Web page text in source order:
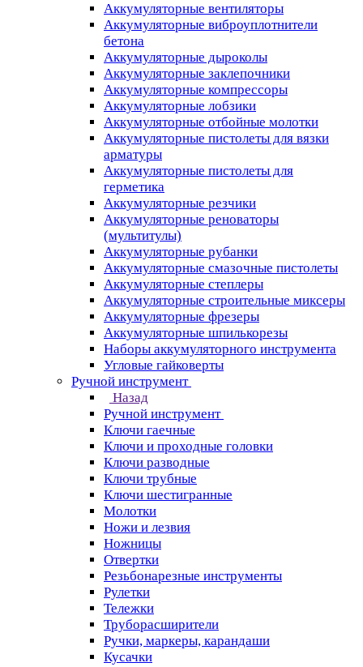
Аккумуляторные вентиляторы
Аккумуляторные виброуплотнители
бетона
Аккумуляторные дыроколы
Аккумуляторные заклепочники
Аккумуляторные компрессоры
Аккумуляторные лобзики
Аккумуляторные отбойные молотки
Аккумуляторные пистолеты для вязки
арматуры
Аккумуляторные пистолеты для
герметика
Аккумуляторные резчики
Аккумуляторные реноваторы
(мультитулы)
Аккумуляторные рубанки
Аккумуляторные смазочные пистолеты
Аккумуляторные степлеры
Аккумуляторные строительные миксеры
Аккумуляторные фрезеры
Аккумуляторные шпилькорезы
Наборы аккумуляторного инструмента
Угловые гайковерты
Ручной инструмент
Назад
Ручной инструмент
Ключи гаечные
Ключи и проходные головки
Ключи разводные
Ключи трубные
Ключи шестигранные
Молотки
Ножи и лезвия
Ножницы
Отвертки
Резьбонарезные инструменты
Рулетки
Тележки
Труборасширители
Ручки, маркеры, карандаши
Кусачки